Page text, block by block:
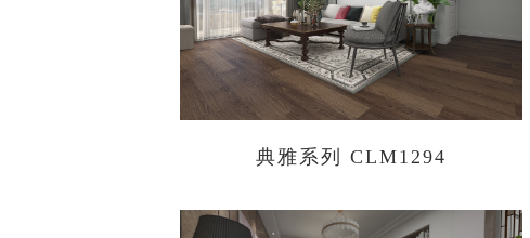
典雅系列 CLM1294